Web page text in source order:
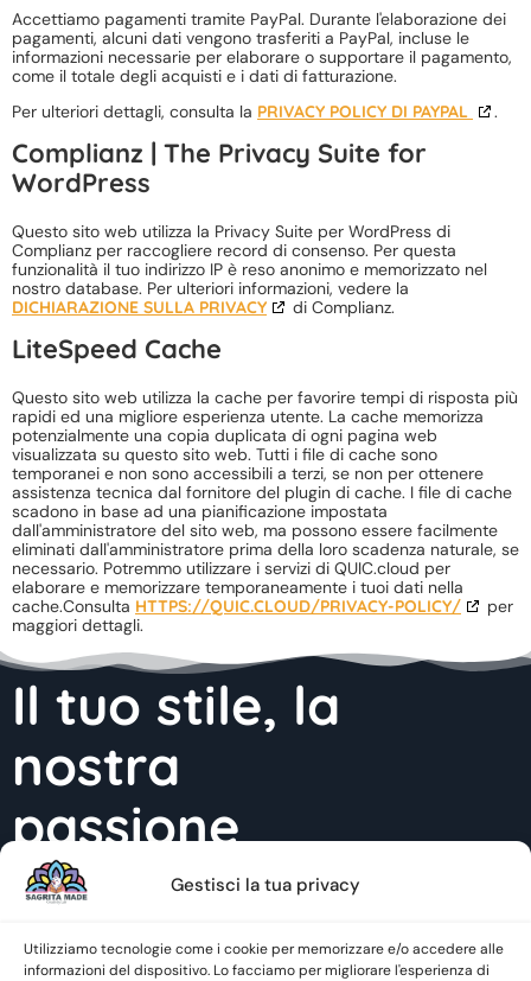
Gestisci la tua privacy
Utilizziamo tecnologie come i cookie per memorizzare e/o accedere alle
informazioni del dispositivo. Lo facciamo per migliorare l'esperienza di
Accettiamo pagamenti tramite PayPal. Durante l'elaborazione dei
pagamenti, alcuni dati vengono trasferiti a PayPal, incluse le
informazioni necessarie per elaborare o supportare il pagamento,
come il totale degli acquisti e i dati di fatturazione.
Per ulteriori dettagli, consulta la PRIVACY POLICY DI PAYPAL .
Complianz | The Privacy Suite for
WordPress
Questo sito web utilizza la Privacy Suite per WordPress di
Complianz per raccogliere record di consenso. Per questa
funzionalità il tuo indirizzo IP è reso anonimo e memorizzato nel
nostro database. Per ulteriori informazioni, vedere la
DICHIARAZIONE SULLA PRIVACY
di Complianz.
LiteSpeed Cache
Questo sito web utilizza la cache per favorire tempi di risposta più
rapidi ed una migliore esperienza utente. La cache memorizza
potenzialmente una copia duplicata di ogni pagina web
visualizzata su questo sito web. Tutti i file di cache sono
temporanei e non sono accessibili a terzi, se non per ottenere
assistenza tecnica dal fornitore del plugin di cache. I file di cache
scadono in base ad una pianificazione impostata
dall'amministratore del sito web, ma possono essere facilmente
eliminati dall'amministratore prima della loro scadenza naturale, se
necessario. Potremmo utilizzare i servizi di QUIC.cloud per
elaborare e memorizzare temporaneamente i tuoi dati nella
cache.Consulta HTTPS://QUIC.CLOUD/PRIVACY-POLICY/
per
maggiori dettagli.
Il tuo stile, la
nostra
passione
INFO@SAGRITAMADE.IT